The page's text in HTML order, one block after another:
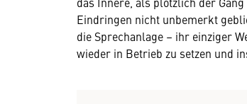
Eindringen nicht unbemerkt
die Sprechanlage – ihr einziger
wieder in Betrieb zu setzen und